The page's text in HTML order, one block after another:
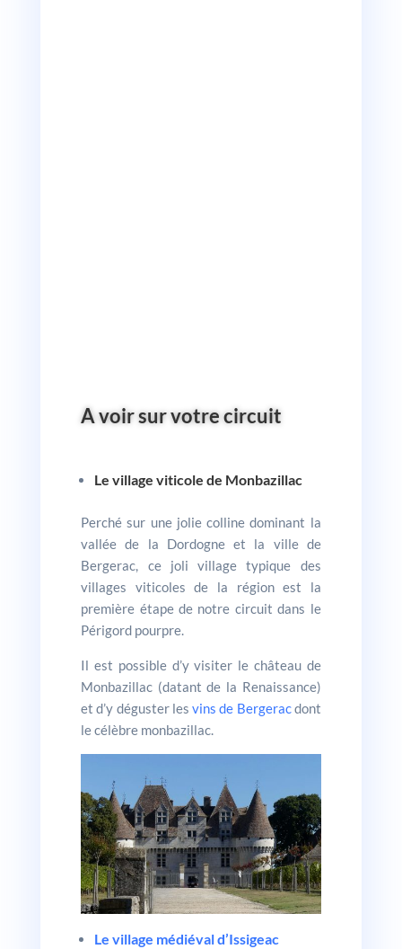
A voir sur votre circuit
Le village viticole de Monbazillac
Perché sur une jolie colline dominant la
vallée de la Dordogne et la ville de
Bergerac, ce joli village typique des
villages viticoles de la région est la
première étape de notre circuit dans le
Périgord pourpre.
Il est possible d’y visiter le château de
Monbazillac (datant de la Renaissance)
et d’y déguster lesvins de Bergeracdont
le célèbre monbazillac.
Le village médiéval d’Issigeac